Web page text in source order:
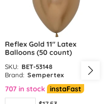
Reflex Gold 11″ Latex
Balloons (50 count)
SKU: BET-53148
Brand: Sempertex
707 in stock instaFast